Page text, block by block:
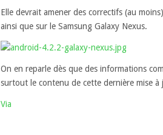
Elle devrait amener des correctifs (au
ainsi que sur le Samsung Galaxy Nexus.
On en reparle dès que des informations
surtout le contenu de cette dernière mise
Via